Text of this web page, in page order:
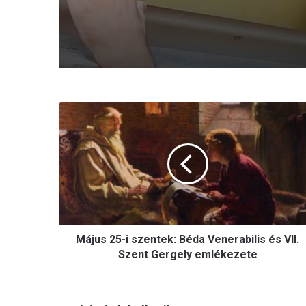
Törvénytelenség?
Bence szerint lebukott a
Szociális és Családügyi
M
á
j
u
s
2
5
i
Május 25-i szentek: Béda Venerabilis és VII.
Szent Gergely emlékezete